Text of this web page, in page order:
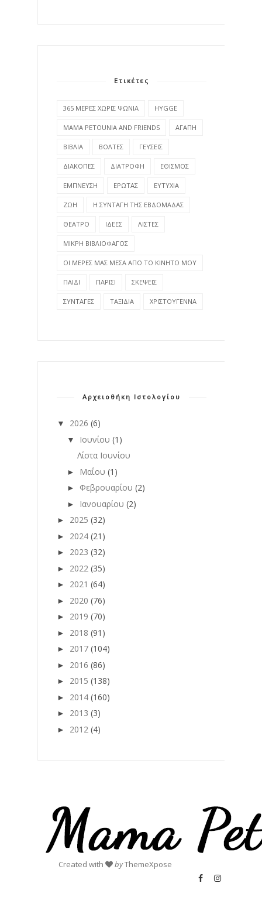
Ετικέτες
365 ΜΕΡΕΣ ΧΩΡΙΣ ΨΩΝΙΑ HYGGE
MAMA PETOUNIA AND FRIENDS ΑΓΑΠΗ
ΒΙΒΛΙΑ ΒΟΛΤΕΣ ΓΕΥΣΕΙΣ
ΔΙΑΚΟΠΕΣ ΔΙΑΤΡΟΦΗ ΕΘΙΣΜΟΣ
ΕΜΠΝΕΥΣΗ ΕΡΩΤΑΣ ΕΥΤΥΧΙΑ
ΖΩΗ Η ΣΥΝΤΑΓΗ ΤΗΣ ΕΒΔΟΜΑΔΑΣ
ΘΕΑΤΡΟ ΙΔΕΕΣ ΛΙΣΤΕΣ
ΜΙΚΡΗ ΒΙΒΛΙΟΦΑΓΟΣ
ΟΙ ΜΕΡΕΣ ΜΑΣ ΜΕΣΑ ΑΠΟ ΤΟ ΚΙΝΗΤΟ ΜΟΥ
ΠΑΙΔΙ ΠΑΡΙΣΙ ΣΚΕΨΕΙΣ
ΣΥΝΤΑΓΕΣ ΤΑΞΙΔΙΑ ΧΡΙΣΤΟΥΓΕΝΝΑ
Αρχειοθήκη Ιστολογίου
▼ 2026 (6)
▼ Ιουνίου (1)
Λίστα Ιουνίου
► Μαΐου (1)
► Φεβρουαρίου (2)
► Ιανουαρίου (2)
► 2025 (32)
► 2024 (21)
► 2023 (32)
► 2022 (35)
► 2021 (64)
► 2020 (76)
► 2019 (70)
► 2018 (91)
► 2017 (104)
► 2016 (86)
► 2015 (138)
► 2014 (160)
► 2013 (3)
► 2012 (4)
Created with byThemeXpose